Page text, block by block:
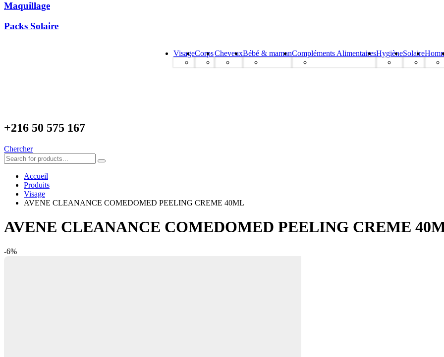
Maquillage
Packs Solaire
VisageCorpsCheveuxBébé & mamanCompléments AlimentairesHygièneSolaire
+216 50 575 167
Chercher
Accueil
Produits
Visage
AVENE CLEANANCE COMEDOMED PEELING CREME 40ML
AVENE CLEANANCE COMEDOMED PEELING CREME
-6%